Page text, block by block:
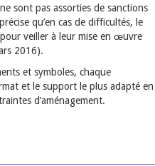
sont pas assorties de sanctions
qu’en cas de difficultés, le
veiller à leur mise en œuvre
2016).
et symboles, chaque
et le support le plus adapté en
d’aménagement.